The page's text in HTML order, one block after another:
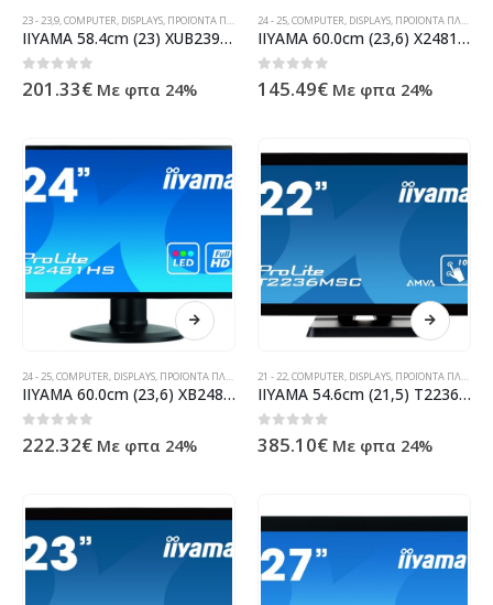
23 - 23,9,COMPUTER, DISPLAYS, ΠΡΟΪΌΝΤΑ ΠΛΗΡΟΦΟΡΙΚΉΣ - ΚΙΝΗΤΉΣ ΤΗΛΕΦΩΝΊΑΣ - ΗΛΕΚΤΡΟΝΙΚΆ
IIYAMA 58.4cm (23) XUB2390HS-B1 169 DVI+HDMI Li.IPS Sp. XUB2390HS-B1
0out of 5
201.33€ Με φπα 24%
24 - 25,COMPUTER, DISPLAYS, ΠΡΟΪΌΝΤΑ ΠΛΗΡΟΦΟΡΙΚΉΣ - ΚΙΝΗΤΉΣ ΤΗΛΕΦΩΝΊΑΣ - ΗΛΕΚΤΡΟΝΙΚΆ
IIYAMA 60.0cm (23,6) X2481HS-B1 169 DVI+HDMI bl. Spk. X2481HS-B1
0 out of 5
145.49€ Με φπα 24%
24 - 25,COMPUTER, DISPLAYS, ΠΡΟΪΌΝΤΑ ΠΛΗΡΟΦΟΡΙΚΉΣ - ΚΙΝΗΤΉΣ ΤΗΛΕΦΩΝΊΑΣ - ΗΛΕΚΤΡΟΝΙΚΆ
IIYAMA 60.0cm (23,6) XB2481HS-B1 169 DVI+HDMI bl. Spk. XB2481HS-B1
0out of 5
222.32€ Με φπα 24%
21 - 22,COMPUTER, DISPLAYS, ΠΡΟΪΌΝΤΑ ΠΛΗΡΟΦΟΡΙΚΉΣ - ΚΙΝΗΤΉΣ ΤΗΛΕΦΩΝΊΑΣ - ΗΛΕΚΤΡΟΝΙΚΆ
IIYAMA 54.6cm (21,5) T2236MSC-B2 169 M-Touch DVI+HDMI T2236MSC-B2
0out of 5
385.10€ Με φπα 24%